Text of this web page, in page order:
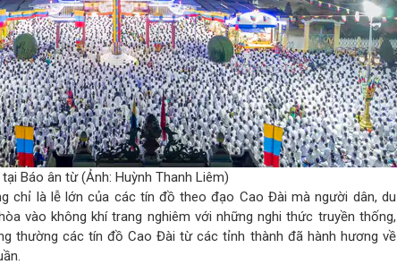
tại Báo ân từ (Ảnh: Huỳnh Thanh Liêm)
chỉ là lễ lớn của các tín đồ theo đạo Cao Đài mà người dân, du
vào không khí trang nghiêm với những nghi thức truyền thống,
thường các tín đồ Cao Đài từ các tỉnh thành đã hành hương về